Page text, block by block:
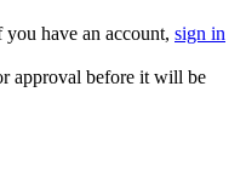
have an account, sign in
approval before it will be